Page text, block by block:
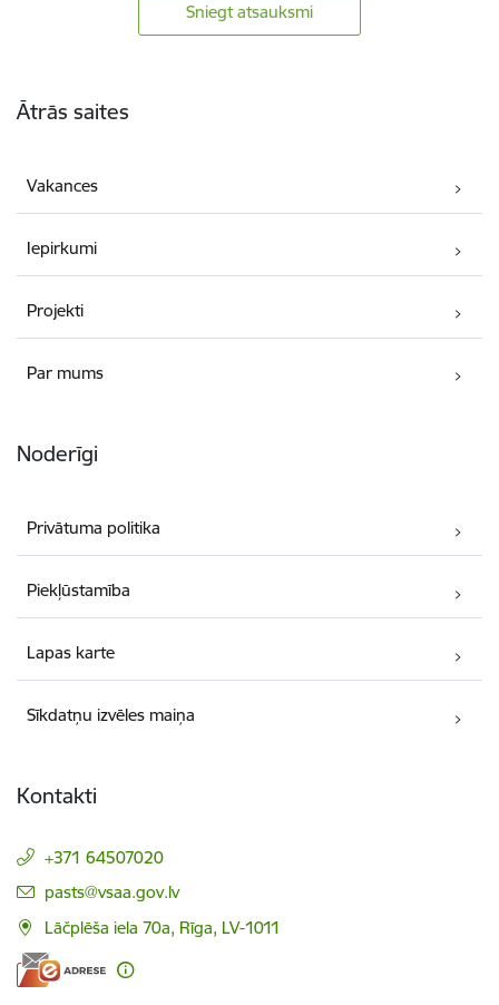
Sniegt atsauksmi
Ātrās saites
Vakances
Iepirkumi
Projekti
Par mums
Noderīgi
Privātuma politika
Piekļūstamība
Lapas karte
Sīkdatņu izvēles maiņa
Kontakti
+371 64507020
E-pasts:
pasts@vsaa.gov.lv
Lāčplēša iela 70a, Rīga, LV-1011